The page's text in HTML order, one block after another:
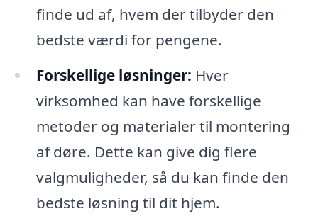
finde ud af, hvem der tilbyder den
bedste værdi for pengene.
Forskellige løsninger: Hver
virksomhed kan have forskellige
metoder og materialer til montering
af døre. Dette kan give dig flere
valgmuligheder, så du kan finde den
bedste løsning til dit hjem.